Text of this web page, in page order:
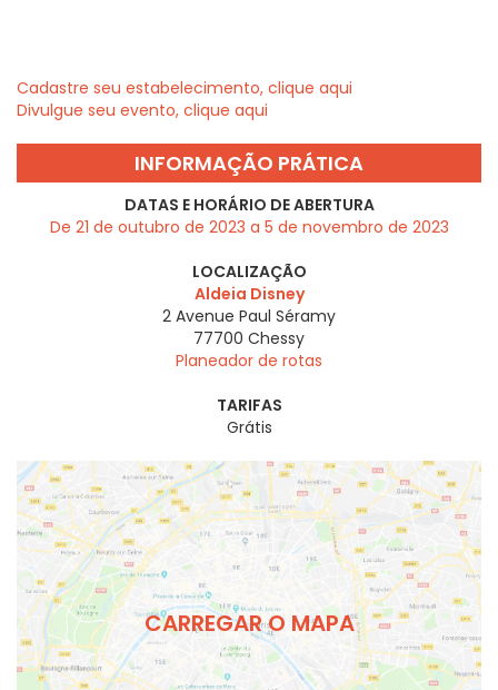
Cadastre seu estabelecimento, clique aqui
Divulgue seu evento, clique aqui
INFORMAÇÃO PRÁTICA
DATAS E HORÁRIO DE ABERTURA
De 21 de outubro de 2023 a 5 de novembro de 2023
LOCALIZAÇÃO
Aldeia Disney
2 Avenue Paul Séramy
77700 Chessy
Planeador de rotas
TARIFAS
Grátis
CARREGAR O MAPA